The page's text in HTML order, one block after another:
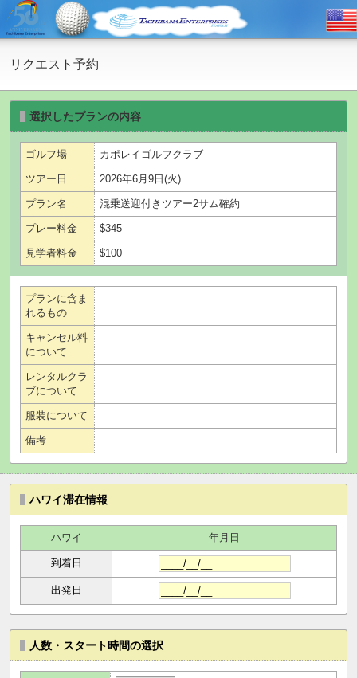
リクエスト予約
選択したプランの内容
ゴルフ場 カポレイゴルフクラブ
ツアー日 2026年6月9日(火)
プラン名 混乗送迎付きツアー2サム確約
プレー料金 $345
見学者料金 $100
プランに含ま
れるもの
キャンセル料
について
レンタルクラ
ブについて
服装について
備考
ハワイ滞在情報
ハワイ 年月日
到着日
出発日
人数・スタート時間の選択